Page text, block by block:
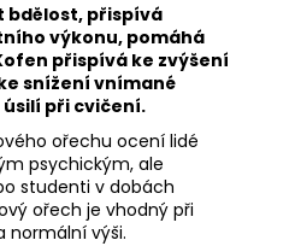
bdělost, přispívá
výkonu, pomáhá
přispívá ke zvýšení
snížení vnímané
při cvičení.
ořechu ocení lidé
psychickým, ale
studenti v dobách
ořech je vhodný při
normální výši.